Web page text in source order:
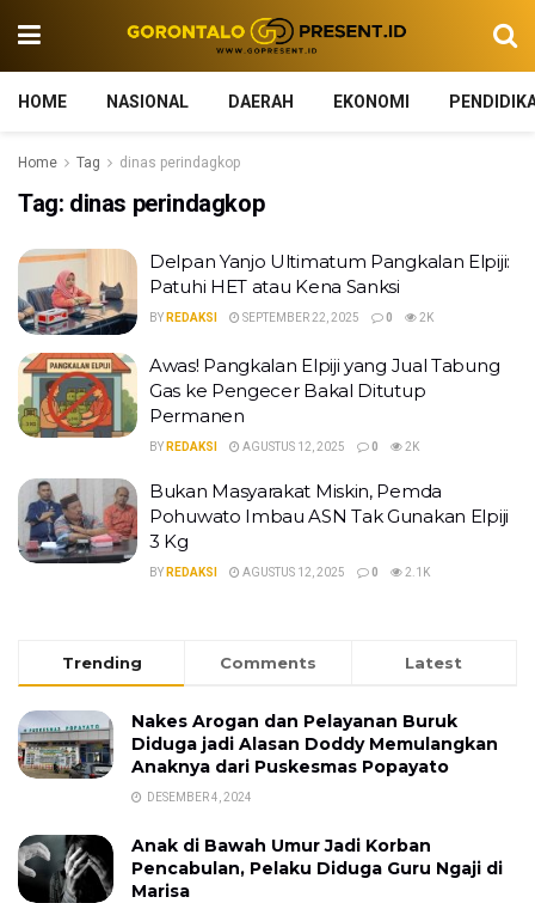
HOME NASIONAL DAERAH EKONOMI
Home Tag dinas perindagkop
Tag: dinas perindagkop
Delpan Yanjo Ultimatum Pangkalan Elpiji:
Patuhi HET atau Kena Sanksi
BY REDAKSI SEPTEMBER 22, 2025 0 2K
Awas! Pangkalan Elpiji yang Jual Tabung
Gas ke Pengecer Bakal Ditutup
Permanen
BY REDAKSI AGUSTUS 12, 2025 0 2K
Bukan Masyarakat Miskin, Pemda
Pohuwato Imbau ASN Tak Gunakan Elpiji
3 Kg
BY REDAKSI AGUSTUS 12, 2025 0 2.1K
Trending Comments Latest
Nakes Arogan dan Pelayanan Buruk
Diduga jadi Alasan Doddy Memulangkan
Anaknya dari Puskesmas Popayato
DESEMBER 4, 2024
Anak di Bawah Umur Jadi Korban
Pencabulan, Pelaku Diduga Guru Ngaji di
Marisa